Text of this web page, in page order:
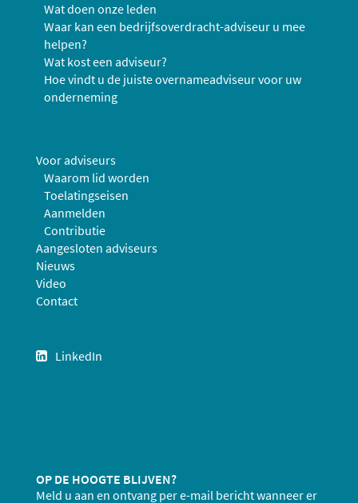
Wat doen onze leden
Waar kan een bedrijfsoverdracht-adviseur u mee
helpen?
Wat kost een adviseur?
Hoe vindt u de juiste overnameadviseur voor uw
onderneming
Voor adviseurs
Waarom lid worden
Toelatingseisen
Aanmelden
Contributie
Aangesloten adviseurs
Nieuws
Video
Contact
LinkedIn
OP DE HOOGTE BLIJVEN?
Meld u aan en ontvang per e-mail bericht wanneer er